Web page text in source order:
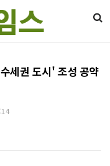
세권 도시' 조성 공약